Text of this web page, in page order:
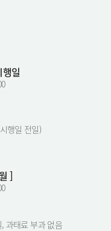
일
행일 전일)
]
과태료 부과 없음